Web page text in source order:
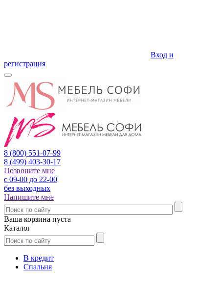
Вход и
регистрация
8 (800) 551-07-99
8 (499) 403-30-17
Позвоните мне
с 09-00 до 22-00
без выходных
Напишите мне
Ваша корзина пуста
Каталог
В кредит
Спальня